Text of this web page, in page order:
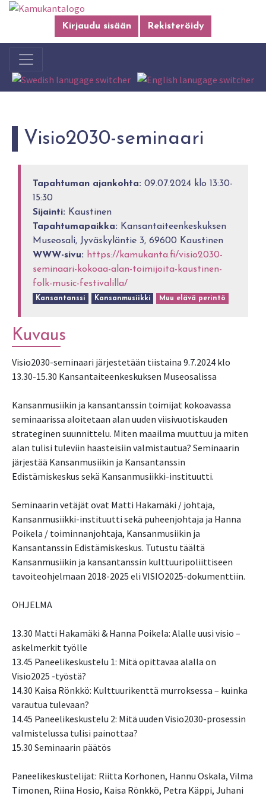
Kirjaudu sisään Rekisteröidy
Visio2030-seminaari
Tapahtuman ajankohta: 09.07.2024 klo 13:30-
15:30
Sijainti: Kaustinen
Tapahtumapaikka: Kansantaiteenkeskuksen
Museosali, Jyväskyläntie 3, 69600 Kaustinen
WWW-sivu: https://kamukanta.fi/visio2030-
seminaari-kokoaa-alan-toimijoita-kaustinen-
folk-music-festivalilla/
Kansantanssi Kansanmusiikki Muu elävä perintö
Kuvaus
Visio2030-seminaari järjestetään tiistaina 9.7.2024 klo
13.30-15.30 Kansantaiteenkeskuksen Museosalissa
Kansanmusiikin ja kansantanssin toimijat kokoavassa
seminaarissa aloitetaan alan uuden viisivuotiskauden
strateginen suunnittelu. Miten maailma muuttuu ja miten
alan tulisi tuleviin haasteisiin valmistautua? Seminaarin
järjestää Kansanmusiikin ja Kansantanssin
Edistämiskeskus sekä Kansanmusiikki-instituutti.
Seminaarin vetäjät ovat Matti Hakamäki / johtaja,
Kansanmusiikki-instituutti sekä puheenjohtaja ja Hanna
Poikela / toiminnanjohtaja, Kansanmusiikin ja
Kansantanssin Edistämiskeskus. Tutustu täältä
Kansanmusiikin ja kansantanssin kulttuuripoliittiseen
tavoiteohjelmaan 2018-2025 eli VISIO2025-dokumenttiin.
OHJELMA
13.30 Matti Hakamäki & Hanna Poikela: Alalle uusi visio –
askelmerkit työlle
13.45 Paneelikeskustelu 1: Mitä opittavaa alalla on
Visio2025 -työstä?
14.30 Kaisa Rönkkö: Kulttuurikenttä murroksessa – kuinka
varautua tulevaan?
14.45 Paneelikeskustelu 2: Mitä uuden Visio2030-prosessin
valmistelussa tulisi painottaa?
15.30 Seminaarin päätös
Paneelikeskustelijat: Riitta Korhonen, Hannu Oskala, Vilma
Timonen, Riina Hosio, Kaisa Rönkkö, Petra Käppi, Juhani